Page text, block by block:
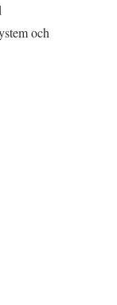
och